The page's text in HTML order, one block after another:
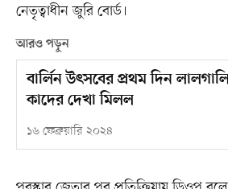
নেতৃত্বাধীন জুরি বোর্ড।
আরও পড়ুন
বার্লিন উৎসবের প্রথম দিন
কাদের দেখা মিলল
১৬ ফেব্রুয়ারি ২০২৪